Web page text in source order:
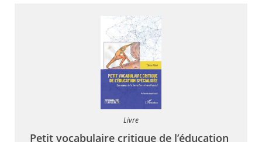
Livre
Petit vocabulaire critique de l’éducation